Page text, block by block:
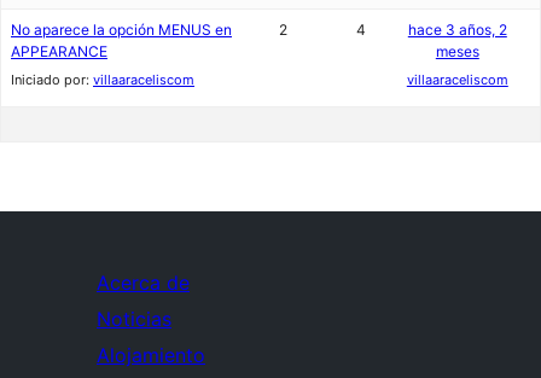
No aparece la opción MENUS en
APPEARANCE
Iniciado por: villaaraceliscom
2 4
hace 3 años, 2
meses
villaaraceliscom
Acerca de
Noticias
Alojamiento